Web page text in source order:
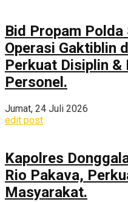
Bid Propam Polda
Operasi Gaktiblin
Perkuat Disiplin
Personel.
Jumat, 24 Juli 2026
edit post
Kapolres
Rio Pakava,
Masyarakat.